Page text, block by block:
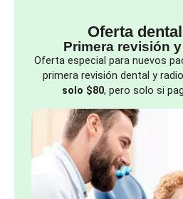
Oferta
Primera revisión
Oferta especial para nuevos
primera revisión dental y
solo $80, pero solo si